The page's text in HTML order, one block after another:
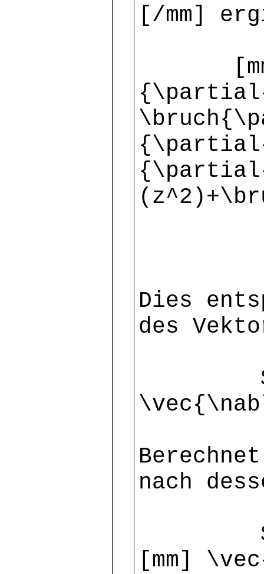
[/mm]
[mm]
Dies
des
$\ div\
nach
$\
[mm]